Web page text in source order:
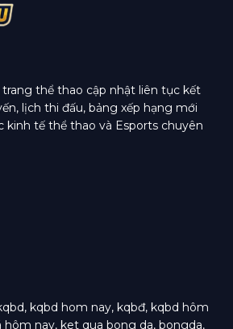
trang thể thao cập nhật liên tục kết
lịch thi đấu, bảng xếp hạng mới
kinh tế thể thao và Esports chuyên
kqbd hom nay, kqbđ, kqbd hôm
hôm nay, ket qua bong da, bongda,